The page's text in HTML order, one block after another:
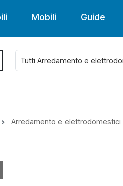
Mobili Guide
Arredamento e elettrodomestici